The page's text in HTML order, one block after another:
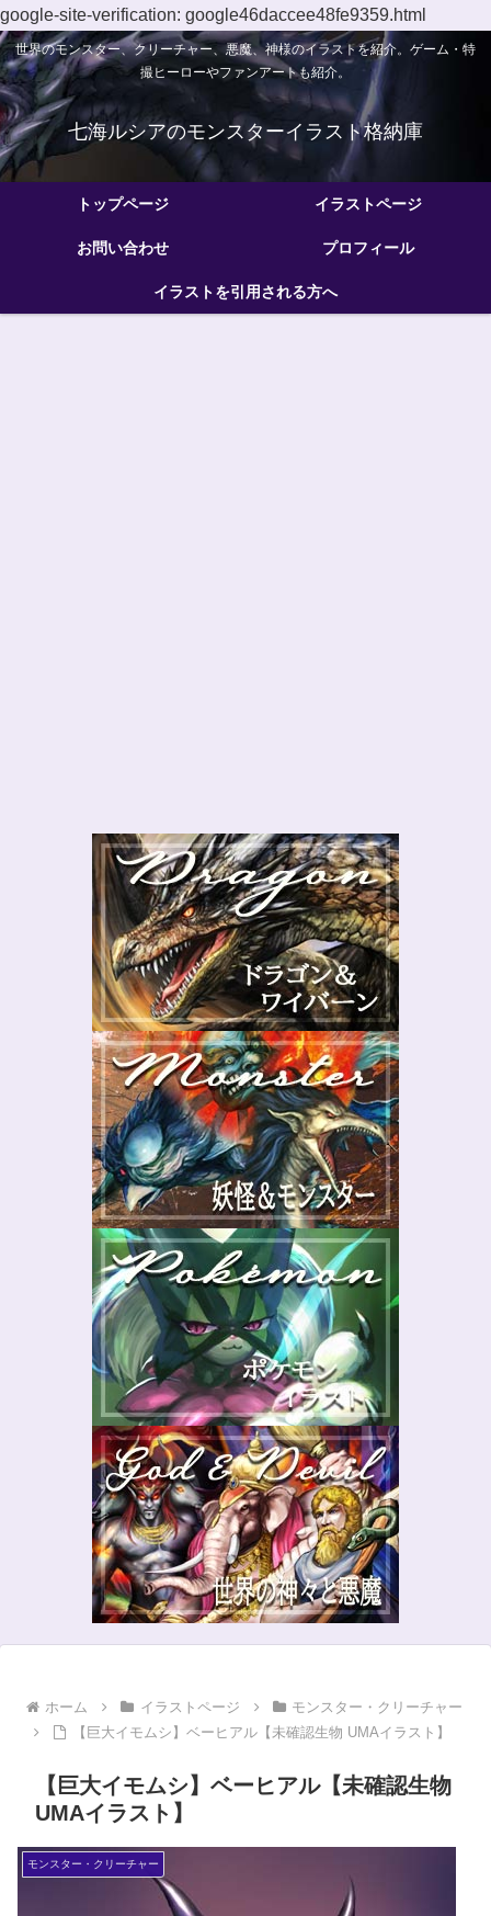
google-site-verification: google46daccee48fe9359.html
世界のモンスター、クリーチャー、悪魔、神様のイラストを紹介。ゲーム・特
撮ヒーローやファンアートも紹介。
七海ルシアのモンスターイラスト格納庫
トップページ イラストページ
お問い合わせ プロフィール
イラストを引用される方へ
ホーム イラストページ
モンスター・クリーチャー
【巨大イモムシ】ベーヒアル【未確認生物 UMAイラスト】
【巨大イモムシ】ベーヒアル【未確認生物
UMAイラスト】
モンスター・クリーチャー